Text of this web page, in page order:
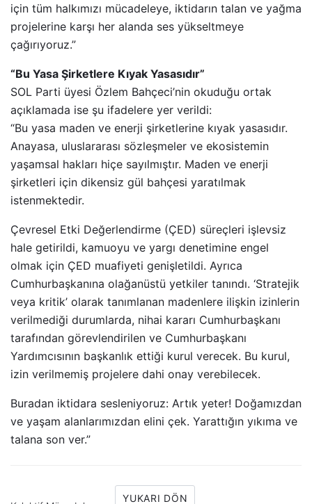
için tüm halkımızı mücadeleye, iktidarın talan ve yağma
projelerine karşı her alanda ses yükseltmeye
çağırıyoruz.”
“Bu Yasa Şirketlere Kıyak Yasasıdır”
SOL Parti üyesi Özlem Bahçeci’nin okuduğu ortak
açıklamada ise şu ifadelere yer verildi:
“Bu yasa maden ve enerji şirketlerine kıyak yasasıdır.
Anayasa, uluslararası sözleşmeler ve ekosistemin
yaşamsal hakları hiçe sayılmıştır. Maden ve enerji
şirketleri için dikensiz gül bahçesi yaratılmak
istenmektedir.
Çevresel Etki Değerlendirme (ÇED) süreçleri işlevsiz
hale getirildi, kamuoyu ve yargı denetimine engel
olmak için ÇED muafiyeti genişletildi. Ayrıca
Cumhurbaşkanına olağanüstü yetkiler tanındı. ‘Stratejik
veya kritik’ olarak tanımlanan madenlere ilişkin izinlerin
verilmediği durumlarda, nihai kararı Cumhurbaşkanı
tarafından görevlendirilen ve Cumhurbaşkanı
Yardımcısının başkanlık ettiği kurul verecek. Bu kurul,
izin verilmemiş projelere dahi onay verebilecek.
Buradan iktidara sesleniyoruz: Artık yeter! Doğamızdan
ve yaşam alanlarımızdan elini çek. Yarattığın yıkıma ve
talana son ver.”
YUKARI DÖN